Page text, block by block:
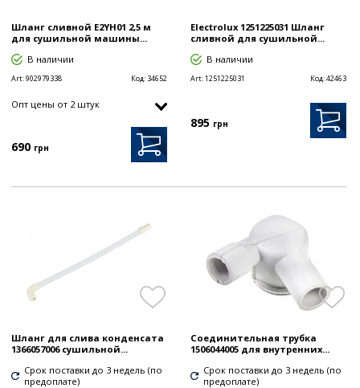
Шланг сливной E2YH01 2,5 м
для сушильной машины...
В наличии
Art:902979338 Код: 34652
Опт цены от 2 штук
690 грн
Electrolux 1251225031 Шланг
сливной для сушильной...
В наличии
Art:1251225031 Код:42463
895 грн
Шланг для слива конденсата
1366057006 сушильной...
Срок поставки до 3 недель (по
предоплате)
Соединительная трубка
1506044005 для внутренних...
Срок поставки до 3 недель (по
предоплате)